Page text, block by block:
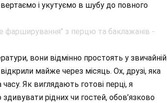
і укутуємо в шубу до повного
вони відмінно простоять у звичайній
майже через місяць. Ох, друзі, яка
Як виглядають готові перці, я
рідних чи гостей, обов’язково